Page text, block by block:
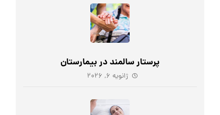
پرستار سالمند در بیمارستان
ژانویه ۶, ۲۰۲۶